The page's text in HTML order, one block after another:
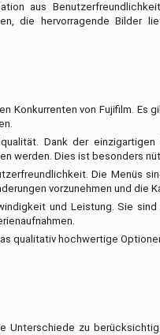
aus
die hervorragende Bilder
Konkurrenten von Fujifilm.
Dank der
werden. Dies ist besonders
Die Menüs
vorzunehmen und die
und Leistung. Sie
qualitativ hochwertige
Unterschiede zu